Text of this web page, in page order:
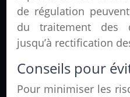
de régulation
du traitement des
jusqu’à rectification
Conseils pour
Pour minimiser les